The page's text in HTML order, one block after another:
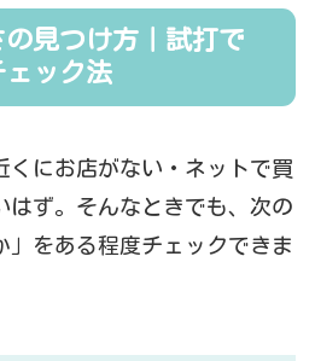
見つけ方｜試打で
ェック法
くにお店がない・ネットで買
はず。そんなときでも、次の
」をある程度チェックできま